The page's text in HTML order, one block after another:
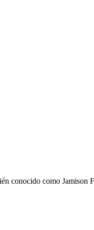
conocido como